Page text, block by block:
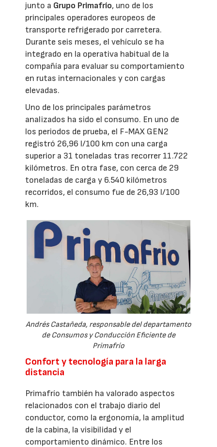
junto a Grupo Primafrío, uno de los
principales operadores europeos de
transporte refrigerado por carretera.
Durante seis meses, el vehículo se ha
integrado en la operativa habitual de la
compañía para evaluar su comportamiento
en rutas internacionales y con cargas
elevadas.
Uno de los principales parámetros
analizados ha sido el consumo. En uno de
los periodos de prueba, el F-MAX GEN2
registró 26,96 l/100 km con una carga
superior a 31 toneladas tras recorrer 11.722
kilómetros. En otra fase, con cerca de 29
toneladas de carga y 6.540 kilómetros
recorridos, el consumo fue de 26,93 l/100
km.
Andrés Castañeda, responsable del departamento
de Consumos y Conducción Eficiente de
Primafrío
Confort y tecnología para la larga
distancia
Primafrío también ha valorado aspectos
relacionados con el trabajo diario del
conductor, como la ergonomía, la amplitud
de la cabina, la visibilidad y el
comportamiento dinámico. Entre los